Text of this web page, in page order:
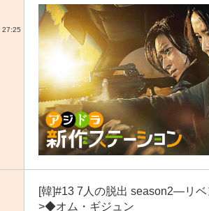
27:25
[韓]#13 7人の脱出 season2―リ
>◆オム・ギジュン